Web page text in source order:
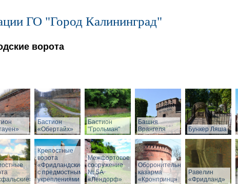
ГО "Город Калининград"
ворота
Бастион
«Обертайх»
Бастион
"Грольман"
Башня
Врангеля
Бункер Ляша
Крепостные
ворота
«Фридландские»
с предмостными
укреплениями
Межфортовое
сооружение
№ 5А
«Лендорф»
Оборонительная
казарма
«Кронпринц»
Равелин
«Фридланд»